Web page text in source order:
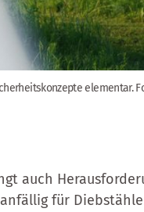
elementar.
auch
für